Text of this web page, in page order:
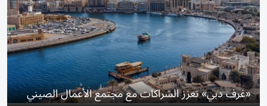
«غرف دبي» تعزز الشراكات مع مجتمع الأعمال الصيني